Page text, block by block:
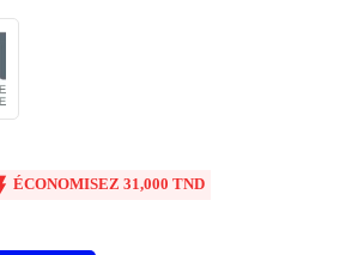
ÉCONOMISEZ 31,000 TND